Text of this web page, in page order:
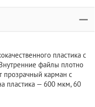
пластика с
файлы плотно
прозрачный карман с
пластика — 600 мкм, 60